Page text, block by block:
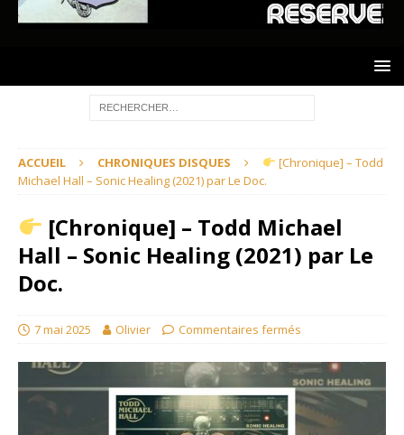
ACCUEIL CHRONIQUES DISQUES
[Chronique] – Todd
Michael Hall – Sonic Healing (2021) par Le Doc.
[Chronique] – Todd Michael
Hall – Sonic Healing (2021) par Le
Doc.
7 mai 2025 Olivier Commentaires fermés